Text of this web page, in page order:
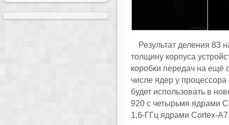
Результат деления 83
толщину корпуса
коробки передач на ещё
числе ядер у
будет использовать в
920 с четырьмя ядрами
1,6-ГГц ядрами Cortex-